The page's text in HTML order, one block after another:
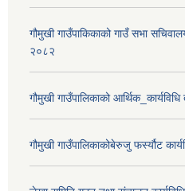
गौमुखी गाउँपाकिकाको गाउँ सभा
२०८२
गौमुखी गाउँपालिकाको
गौमुखी गाउँपालिकाकोबेरुजु फर्स्यौट